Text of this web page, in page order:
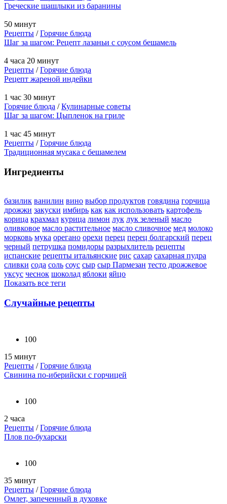
Греческие шашлыки из баранины
50 минут
Рецепты /Горячие блюда
Шаг за шагом: Рецепт лазаньи с соусом бешамель
4 часа 20 минут
Рецепты /Горячие блюда
Рецепт жареной индейки
1 час 30 минут
Горячие блюда /Кулинарные советы
Шаг за шагом: Цыпленок на гриле
1 час 45 минут
Рецепты /Горячие блюда
Традиционная мусака с бешамелем
Ингредиенты
базилик ванилин вино выбор продуктов говядина горчица
дрожжи закуски имбирь как как использовать картофель
корица крахмал курица лимон лук лук зеленый масло
оливковое масло растительное масло сливочное мед молоко
морковь мука орегано орехи перец перец болгарский перец
черный петрушка помидоры разрыхлитель рецепты
испанские рецепты итальянские рис сахар сахарная пудра
сливки сода соль соус сыр сыр Пармезан тесто дрожжевое
уксус чеснок шоколад яблоки яйцо
Показать все теги
Случайные рецепты
100
15 минут
Рецепты /Горячие блюда
Свинина по-иберийски с горчицей
100
2 часа
Рецепты /Горячие блюда
Плов по-бухарски
100
35 минут
Рецепты /Горячие блюда
Омлет, запеченный в духовке